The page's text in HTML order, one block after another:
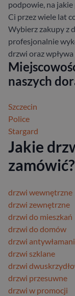
podpowie, na
Ci przez wiele lat
Wybierz zakupy z
profesjonalnie
drzwi oraz
naszych
Szczecin
Police
Stargard
Jakie
zamówić?
drzwi wewnętrzne
drzwi zewnętrzne
drzwi do mieszkań
drzwi do domów
drzwi
drzwi szklane
drzwi
drzwi przesuwne
drzwi w promocji